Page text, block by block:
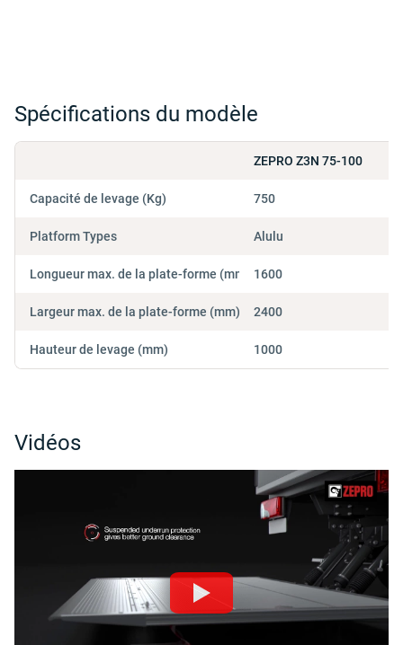
Spécifications du modèle
Capacité de levage (Kg)
Platform Types
Longueur max. de la plate-forme (mm)
Largeur max. de la plate-forme (mm)
Hauteur de levage (mm)
ZEPRO Z3N 75-100
750
Alulu
1600
2400
1000
Vidéos